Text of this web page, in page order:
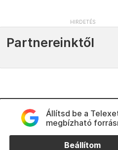
Partnereinktől
Állítsd be a
megbízható
Beállítom